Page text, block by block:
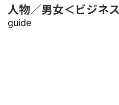
人物／男女＜ビジネ
guide